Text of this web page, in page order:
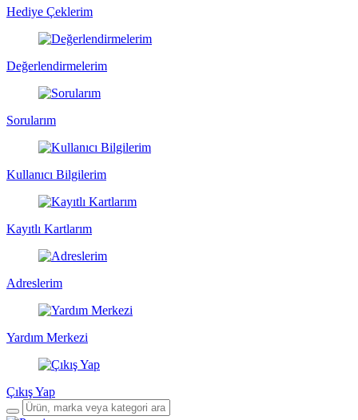
Hediye Çeklerim
Değerlendirmelerim
Sorularım
Kullanıcı Bilgilerim
Kayıtlı Kartlarım
Adreslerim
Yardım Merkezi
Çıkış Yap